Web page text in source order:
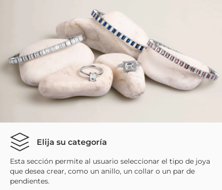
Elija su categoría
Esta sección permite al usuario seleccionar el tipo de joya
que desea crear, como un anillo, un collar o un par de
pendientes.